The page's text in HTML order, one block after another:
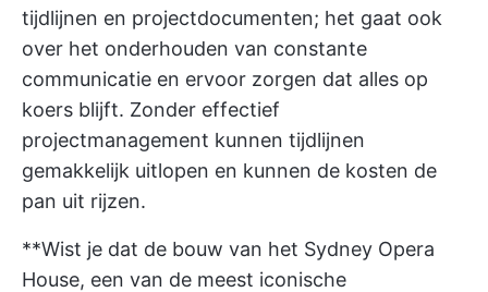
tijdlijnen en projectdocumenten; het gaat ook
over het onderhouden van constante
communicatie en ervoor zorgen dat alles op
koers blijft. Zonder effectief
projectmanagement kunnen tijdlijnen
gemakkelijk uitlopen en kunnen de kosten de
pan uit rijzen.
**Wist je dat de bouw van het Sydney Opera
House, een van de meest iconische